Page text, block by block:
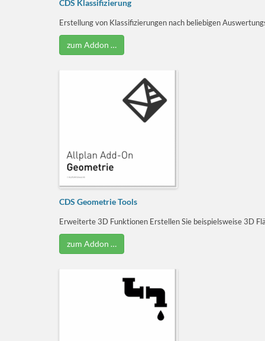
CDS Klassifizierung
Erstellung von Klassifizierungen nach beliebigen
zum Addon …
CDS Geometrie Tools
Erweiterte 3D Funktionen Erstellen Sie beispielsweise 3D
zum Addon …